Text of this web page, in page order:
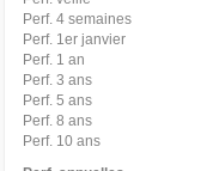
Perf. 4 semaines
Perf. 1er janvier
Perf. 1 an
Perf. 3 ans
Perf. 5 ans
Perf. 8 ans
Perf. 10 ans